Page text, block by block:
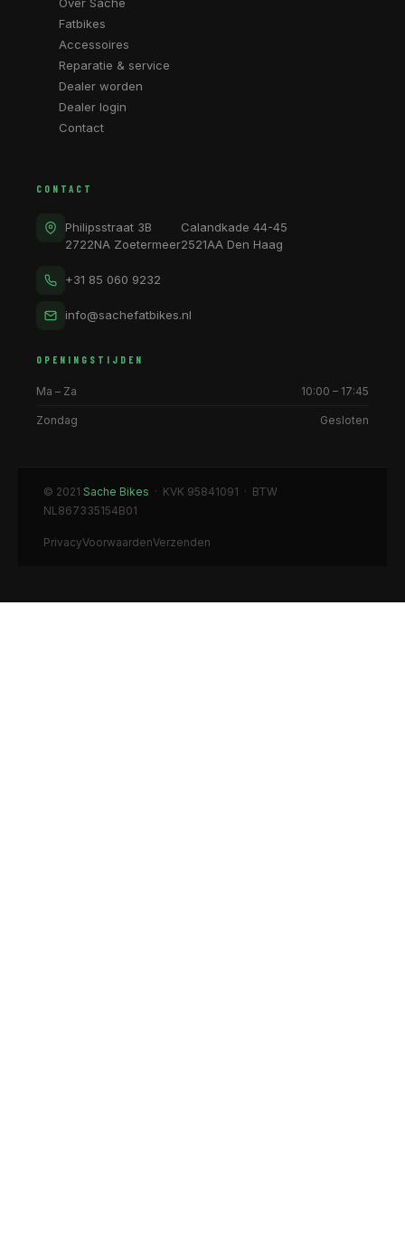
Fatbikes
Accessoires
Reparatie & service
Dealer worden
Dealer login
Contact
CONTACT
Philipsstraat 3B
2722NA Zoetermeer
Calandkade 44-45
2521AA Den Haag
+31 85 060 9232
info@sachefatbikes.nl
OPENINGSTIJDEN
Ma – Za 10:00 – 17:45
Zondag Gesloten
© 2021 Sache Bikes · KVK 95841091 · BTW
NL867335154B01
PrivacyVoorwaardenVerzenden